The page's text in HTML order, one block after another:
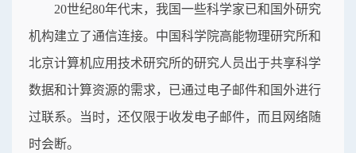
20世纪80年代末，我国一些科学家已和国外研究
机构建立了通信连接。中国科学院高能物理研究所和
北京计算机应用技术研究所的研究人员出于共享科学
数据和计算资源的需求，已通过电子邮件和国外进行
过联系。当时，还仅限于收发电子邮件，而且网络随
时会断。